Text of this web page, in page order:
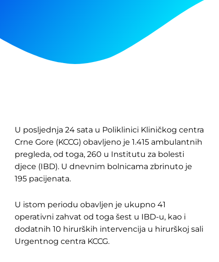
U posljednja 24 sata u Poliklinici Kliničkog centra
Crne Gore (KCCG) obavljeno je 1.415 ambulantnih
pregleda, od toga, 260 u Institutu za bolesti
djece (IBD). U dnevnim bolnicama zbrinuto je
195 pacijenata.
U istom periodu obavljen je ukupno 41
operativni zahvat od toga šest u IBD-u, kao i
dodatnih 10 hirurških intervencija u hirurškoj sali
Urgentnog centra KCCG.